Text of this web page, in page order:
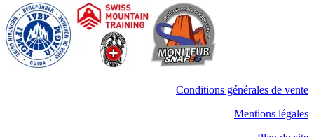
Conditions générales de vente
Mentions légales